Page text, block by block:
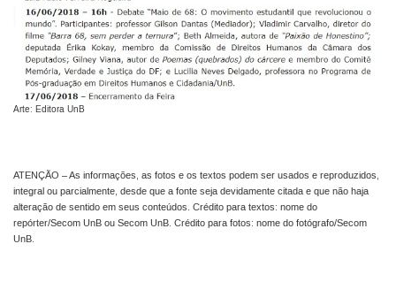
Arte: Editora UnB
ATENÇÃO – As informações, as fotos e os textos podem ser usados e reproduzidos,
integral ou parcialmente, desde que a fonte seja devidamente citada e que não haja
alteração de sentido em seus conteúdos. Crédito para textos: nome do
repórter/Secom UnB ou Secom UnB. Crédito para fotos: nome do fotógrafo/Secom
UnB.